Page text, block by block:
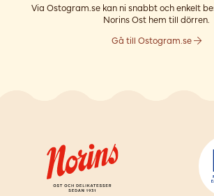
Via Ostogram.se kan ni snabbt och enkelt
Norins Ost hem till dörren.
Gå till Ostogram.se